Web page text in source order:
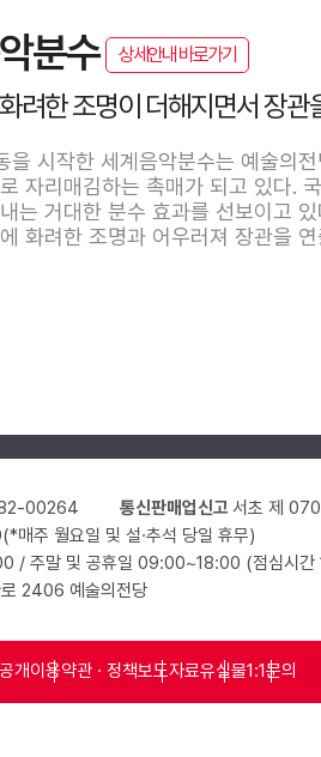
분수 상세안내 바로가기
려한 조명이 더해지면서 장관
시작한 세계음악분수는 예술의
자리매김하는 촉매가 되고 있다.
는 거대한 분수 효과를 선보이고
화려한 조명과 어우러져 장관을 연
00264 통신판매업신고서초 제
주 월요일 및 설·추석 당일 휴무)
/ 주말 및 공휴일 09:00~18:00 (점심시간
2406 예술의전당
개이용약관 · 정책보도자료유실물1:1문의